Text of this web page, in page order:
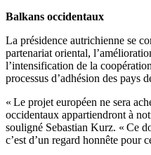
Balkans occidentaux
La présidence autrichienne se
partenariat oriental,
l’intensification de la
processus d’adhésion des pays
« Le projet européen ne sera
occidentaux appartiendront à
souligné Sebastian Kurz. « Ce
c’est d’un regard honnête pour